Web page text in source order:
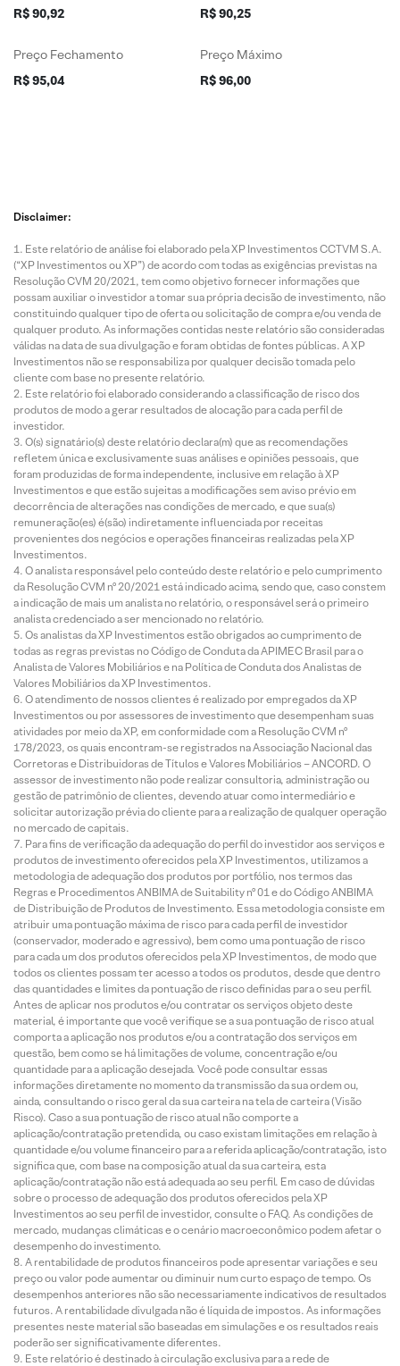
R$ 90,92
R$ 90,25
Preço Fechamento
R$ 95,04
Preço Máximo
R$ 96,00
Disclaimer:
Este relatório de análise foi elaborado pela XP Investimentos CCTVM S.A.
(“XP Investimentos ou XP”) de acordo com todas as exigências previstas na
Resolução CVM 20/2021, tem como objetivo fornecer informações que
possam auxiliar o investidor a tomar sua própria decisão de investimento, não
constituindo qualquer tipo de oferta ou solicitação de compra e/ou venda de
qualquer produto. As informações contidas neste relatório são consideradas
válidas na data de sua divulgação e foram obtidas de fontes públicas. A XP
Investimentos não se responsabiliza por qualquer decisão tomada pelo
cliente com base no presente relatório.
Este relatório foi elaborado considerando a classificação de risco dos
produtos de modo a gerar resultados de alocação para cada perfil de
investidor.
O(s) signatário(s) deste relatório declara(m) que as recomendações
refletem única e exclusivamente suas análises e opiniões pessoais, que
foram produzidas de forma independente, inclusive em relação à XP
Investimentos e que estão sujeitas a modificações sem aviso prévio em
decorrência de alterações nas condições de mercado, e que sua(s)
remuneração(es) é(são) indiretamente influenciada por receitas
provenientes dos negócios e operações financeiras realizadas pela XP
Investimentos.
O analista responsável pelo conteúdo deste relatório e pelo cumprimento
da Resolução CVM nº 20/2021 está indicado acima, sendo que, caso constem
a indicação de mais um analista no relatório, o responsável será o primeiro
analista credenciado a ser mencionado no relatório.
Os analistas da XP Investimentos estão obrigados ao cumprimento de
todas as regras previstas no Código de Conduta da APIMEC Brasil para o
Analista de Valores Mobiliários e na Política de Conduta dos Analistas de
Valores Mobiliários da XP Investimentos.
O atendimento de nossos clientes é realizado por empregados da XP
Investimentos ou por assessores de investimento que desempenham suas
atividades por meio da XP, em conformidade com a Resolução CVM nº
178/2023, os quais encontram-se registrados na Associação Nacional das
Corretoras e Distribuidoras de Títulos e Valores Mobiliários – ANCORD. O
assessor de investimento não pode realizar consultoria, administração ou
gestão de patrimônio de clientes, devendo atuar como intermediário e
solicitar autorização prévia do cliente para a realização de qualquer operação
no mercado de capitais.
Para fins de verificação da adequação do perfil do investidor aos serviços e
produtos de investimento oferecidos pela XP Investimentos, utilizamos a
metodologia de adequação dos produtos por portfólio, nos termos das
Regras e Procedimentos ANBIMA de Suitability nº 01 e do Código ANBIMA
de Distribuição de Produtos de Investimento. Essa metodologia consiste em
atribuir uma pontuação máxima de risco para cada perfil de investidor
(conservador, moderado e agressivo), bem como uma pontuação de risco
para cada um dos produtos oferecidos pela XP Investimentos, de modo que
todos os clientes possam ter acesso a todos os produtos, desde que dentro
das quantidades e limites da pontuação de risco definidas para o seu perfil.
Antes de aplicar nos produtos e/ou contratar os serviços objeto deste
material, é importante que você verifique se a sua pontuação de risco atual
comporta a aplicação nos produtos e/ou a contratação dos serviços em
questão, bem como se há limitações de volume, concentração e/ou
quantidade para a aplicação desejada. Você pode consultar essas
informações diretamente no momento da transmissão da sua ordem ou,
ainda, consultando o risco geral da sua carteira na tela de carteira (Visão
Risco). Caso a sua pontuação de risco atual não comporte a
aplicação/contratação pretendida, ou caso existam limitações em relação à
quantidade e/ou volume financeiro para a referida aplicação/contratação, isto
significa que, com base na composição atual da sua carteira, esta
aplicação/contratação não está adequada ao seu perfil. Em caso de dúvidas
sobre o processo de adequação dos produtos oferecidos pela XP
Investimentos ao seu perfil de investidor, consulte o FAQ. As condições de
mercado, mudanças climáticas e o cenário macroeconômico podem afetar o
desempenho do investimento.
A rentabilidade de produtos financeiros pode apresentar variações e seu
preço ou valor pode aumentar ou diminuir num curto espaço de tempo. Os
desempenhos anteriores não são necessariamente indicativos de resultados
futuros. A rentabilidade divulgada não é líquida de impostos. As informações
presentes neste material são baseadas em simulações e os resultados reais
poderão ser significativamente diferentes.
Este relatório é destinado à circulação exclusiva para a rede de